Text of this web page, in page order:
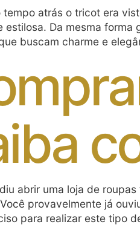
tempo atrás o tricot era
estilosa. Da mesma
buscam charme e
abrir uma loja de
provavelmente já
para realizar este tipo